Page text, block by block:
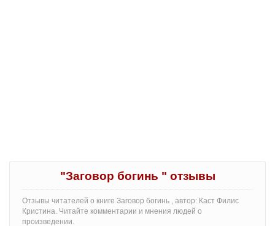
"Заговор богинь " отзывы
Отзывы читателей о книге Заговор богинь , автор: Каст Филис
Кристина. Читайте комментарии и мнения людей о
произведении.